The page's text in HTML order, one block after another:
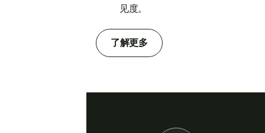
见度。
了解更多